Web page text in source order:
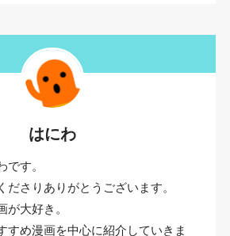
はにわ
です。
ださりありがとうございます。
が大好き。
すめ漫画を中心に紹介していきま